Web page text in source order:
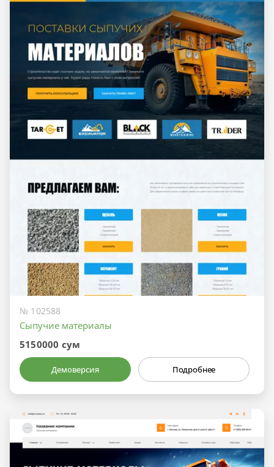
№ 102588
Сыпучие материалы
5150000 сум
Демоверсия Подробнее